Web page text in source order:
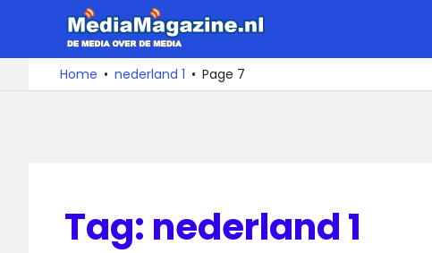
de
De
media
over
Home nederland 1 Page 7
Tag: nederland 1